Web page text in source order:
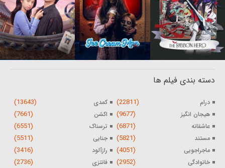
دسته بندی فیلم ها
درام (22811) کمدی (13643)
هیجان انگیز (9677) اکشن (7661)
عاشقانه (6871) ترسناک (6551)
مستند (5821) جنایی (5511)
ماجراجویی (4051) رازآلود (3416)
خانوادگی (2952) فانتزی (2736)